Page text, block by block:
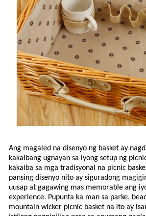
Ang magaled na disenyo ng basket ay
kakaibang ugnayan sa iyong setup ng
kakaiba sa mga tradisyonal na picnic
pansing disenyo nito ay siguradong
uusap at gagawing mas memorable ang
experience. Pupunta ka man sa parke,
mountain wicker picnic basket na ito ay